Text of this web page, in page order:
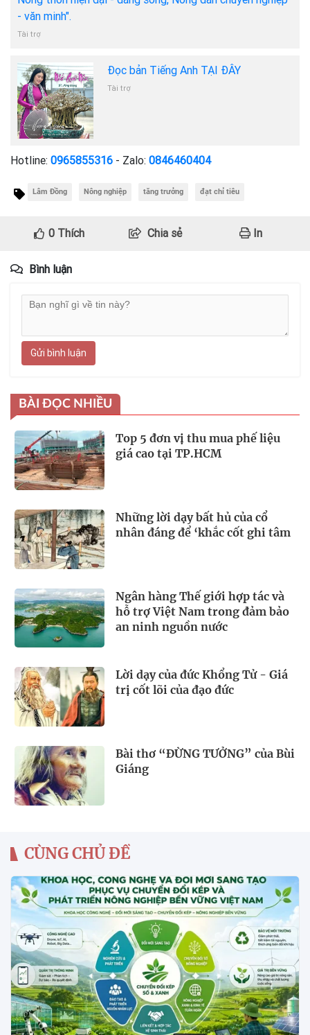
- văn minh".
Tài trợ
Đọc bản Tiếng Anh TẠI ĐÂY
Tài trợ
Hotline: 0965855316 - Zalo: 0846460404
Lâm Đồng Nông nghiệp tăng trưởng đạt chỉ tiêu
0Thích Chia sẻ In
Bình luận
Gửi bình luận
BÀI ĐỌC NHIỀU
Top 5 đơn vị thu mua phế liệu
giá cao tại TP.HCM
Những lời dạy bất hủ của cổ
nhân đáng để ‘khắc cốt ghi tâm
Ngân hàng Thế giới hợp tác và
hỗ trợ Việt Nam trong đảm bảo
an ninh nguồn nước
Lời dạy của đức Khổng Tử - Giá
trị cốt lõi của đạo đức
Bài thơ “ĐỪNG TƯỞNG” của Bùi
Giáng
CÙNG CHỦ ĐỀ